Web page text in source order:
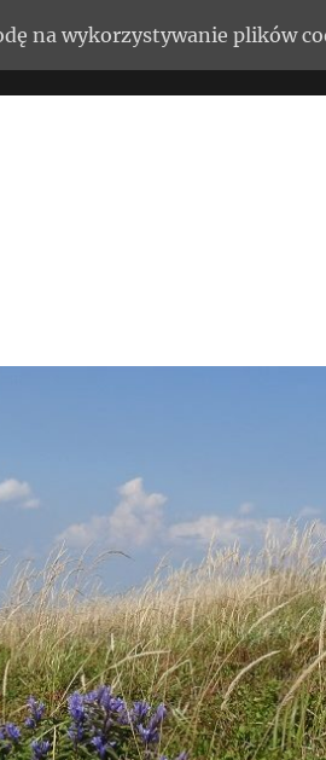
na wykorzystywanie plików